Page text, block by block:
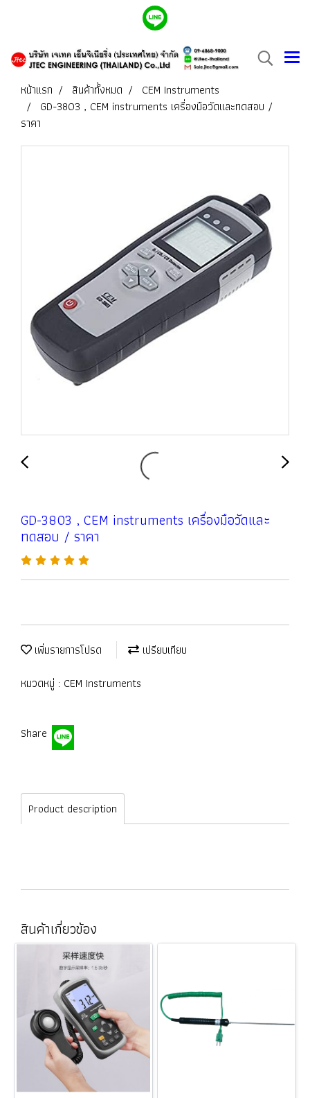
หน้าแรก สินค้าทั้งหมด
CEM Instruments
GD-3803 , CEM instruments เครื่องมือวัดและทดสอบ /
ราคา
GD-3803 , CEM instruments เครื่องมือวัดและ
ทดสอบ / ราคา
เพิ่มรายการโปรด
เปรียบเทียบ
หมวดหมู่ : CEM Instruments
Share
Product description
สินค้าเกี่ยวข้อง